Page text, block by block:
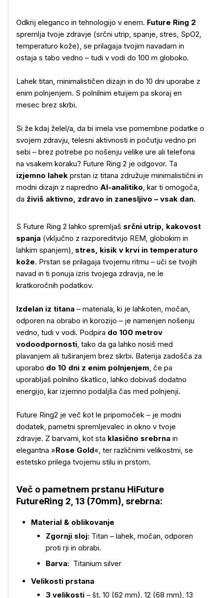
Odkrij eleganco in tehnologijo v enem. Future Ring 2
spremlja tvoje zdravje (srčni utrip, spanje, stres, SpO2,
temperaturo kože), se prilagaja tvojim navadam in
ostaja s tabo vedno – tudi v vodi do 100 m globoko.
Lahek titan, minimalističen dizajn in do 10 dni uporabe z
enim polnjenjem. S polnilnim etuijem pa skoraj en
mesec brez skrbi.
Si že kdaj želel/a, da bi imela vse pomembne podatke o
svojem zdravju, telesni aktivnosti in počutju vedno pri
sebi – brez potrebe po nošenju velike ure ali telefona
na vsakem koraku? Future Ring 2 je odgovor. Ta
izjemno lahek prstan iz titana združuje minimalistični in
modni dizajn z napredno AI-analitiko, kar ti omogoča,
da živiš aktivno, zdravo in zanesljivo – vsak dan.
S Future Ring 2 lahko spremljaš srčni utrip, kakovost
spanja (vključno z razporeditvijo REM, globokim in
lahkim spanjem), stres, kisik v krvi in temperaturo
kože. Prstan se prilagaja tvojemu ritmu – uči se tvojih
navad in ti ponuja izris tvojega zdravja, ne le
kratkoročnih podatkov.
Izdelan iz titana – materiala, ki je lahkoten, močan,
odporen na obrabo in korozijo – je namenjen nošenju
vedno, tudi v vodi. Podpira do 100 metrov
vodoodpornosti, tako da ga lahko nosiš med
plavanjem ali tuširanjem brez skrbi. Baterija zadošča za
uporabo do 10 dni z enim polnjenjem, če pa
uporabljaš polnilno škatlico, lahko dobivaš dodatno
energijo, kar izjemno podaljša čas med polnjenji.
Future Ring2 je več kot le pripomoček – je modni
dodatek, pametni spremljevalec in okno v tvoje
zdravje. Z barvami, kot sta klasično srebrna in
elegantna »Rose Gold«, ter različnimi velikostmi, se
estetsko prilega tvojemu stilu in prstom.
Več o pametnem prstanu HiFuture
FutureRing 2, 13 (70mm), srebrna:
Material & oblikovanje
Zgornji sloj: Titan – lahek, močan, odporen
proti rji in obrabi.
Barva: Titanium silver
Velikosti prstana
3 velikosti – št. 10 (62 mm), 12 (68 mm), 13